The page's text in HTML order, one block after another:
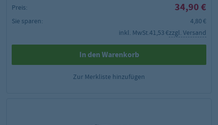
Preis:
34,90 €
Sie sparen:
4,80 €
inkl. MwSt.41,53 €zzgl. Versand
In den Warenkorb
Zur Merkliste hinzufügen